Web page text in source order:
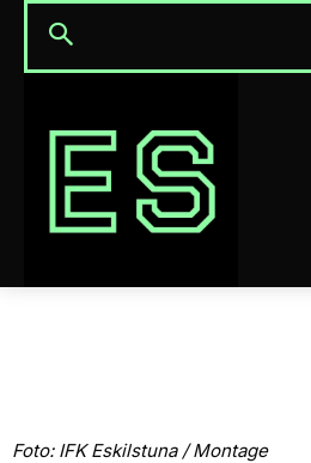
Foto: IFK Eskilstuna / Montage